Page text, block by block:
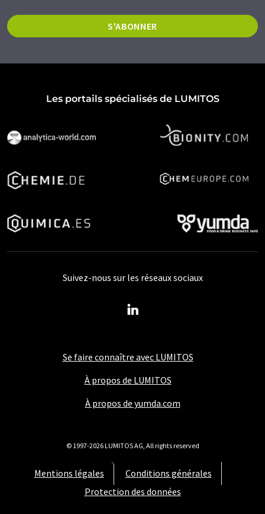
S'ABONNER
Les portails spécialisés de LUMITOS
Se faire connaître avec LUMITOS
À propos de LUMITOS
À propos de yumda.com
Mentions légales
Conditions générales
Protection des données
Suivez-nous sur les réseaux sociaux
© 1997-2026 LUMITOS AG, All rights reserved